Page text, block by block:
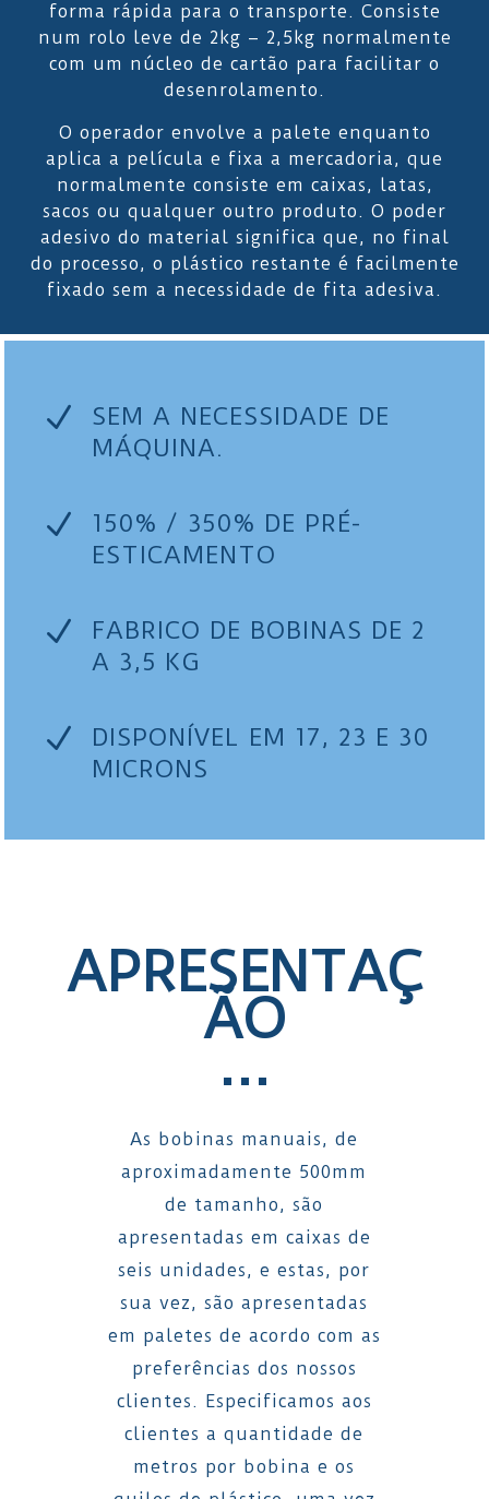
forma rápida para o transporte. Consiste
num rolo leve de 2kg – 2,5kg normalmente
com um núcleo de cartão para facilitar o
desenrolamento.
O operador envolve a palete enquanto
aplica a película e fixa a mercadoria, que
normalmente consiste em caixas, latas,
sacos ou qualquer outro produto. O poder
adesivo do material significa que, no final
do processo, o plástico restante é facilmente
fixado sem a necessidade de fita adesiva.
N
SEM A NECESSIDADE DE
MÁQUINA.
N
150% / 350% DE PRÉ-
ESTICAMENTO
N
FABRICO DE BOBINAS DE 2
A 3,5 KG
N
DISPONÍVEL EM 17, 23 E 30
MICRONS
APRESENTAÇ
ÃO
…
As bobinas manuais, de
aproximadamente 500mm
de tamanho, são
apresentadas em caixas de
seis unidades, e estas, por
sua vez, são apresentadas
em paletes de acordo com as
preferências dos nossos
clientes. Especificamos aos
clientes a quantidade de
metros por bobina e os